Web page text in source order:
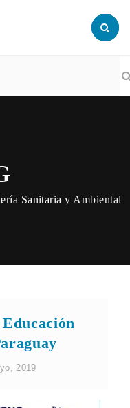
Sanitaria y Ambiental
2019